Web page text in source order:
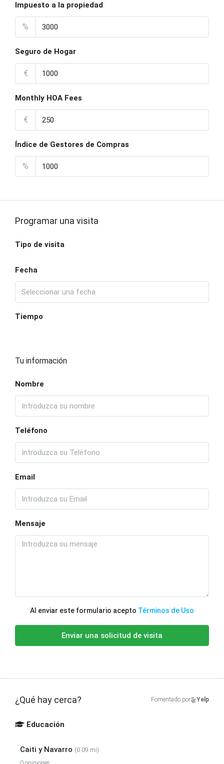
Impuesto a la propiedad
%
Seguro de Hogar
€
Monthly HOA Fees
€
Índice de Gestores de Compras
%
Programar una visita
Tipo de visita
Fecha
Tiempo
Tu información
Nombre
Teléfono
Email
Mensaje
Al enviar este formulario acepto Términos de Uso
Enviar una solicitud de visita
¿Qué hay cerca? Fomentado por Yelp
Educación
Caiti y Navarro (0.09 mi)